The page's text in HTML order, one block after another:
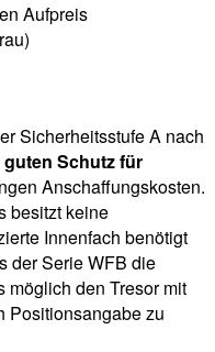
Aufpreis
Sicherheitsstufe A nach
Schutz für
Anschaffungskosten.
besitzt keine
Innenfach benötigt
der Serie WFB die
möglich den Tresor mit
Positionsangabe zu